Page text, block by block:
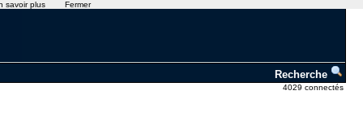
Recherche
4029 connectés
savoir plus Fermer